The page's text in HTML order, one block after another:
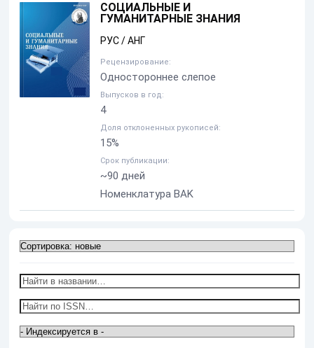
СОЦИАЛЬНЫЕ И
ГУМАНИТАРНЫЕ ЗНАНИЯ
РУС / АНГ
Рецензирование:
Одностороннее слепое
Выпусков в год:
4
Доля отклоненных рукописей:
15%
Срок публикации:
~90 дней
Номенклатура BAK